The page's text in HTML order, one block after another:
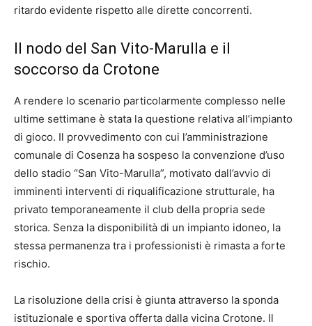
ritardo evidente rispetto alle dirette concorrenti.
Il nodo del San Vito-Marulla e il
soccorso da Crotone
A rendere lo scenario particolarmente complesso nelle
ultime settimane è stata la questione relativa all’impianto
di gioco. Il provvedimento con cui l’amministrazione
comunale di Cosenza ha sospeso la convenzione d’uso
dello stadio “San Vito-Marulla”, motivato dall’avvio di
imminenti interventi di riqualificazione strutturale, ha
privato temporaneamente il club della propria sede
storica. Senza la disponibilità di un impianto idoneo, la
stessa permanenza tra i professionisti è rimasta a forte
rischio.
La risoluzione della crisi è giunta attraverso la sponda
istituzionale e sportiva offerta dalla vicina Crotone. Il